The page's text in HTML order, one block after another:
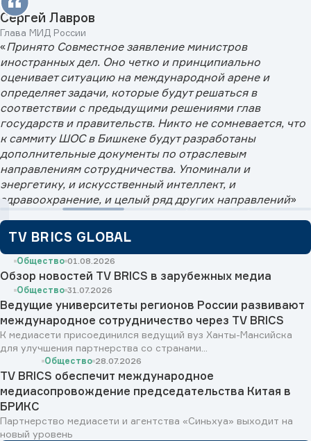
Сергей Лавров
Глава МИД России
«Принято Совместное заявление министров
иностранных дел. Оно четко и принципиально
оценивает ситуацию на международной арене и
определяет задачи, которые будут решаться в
соответствии с предыдущими решениями глав
государств и правительств. Никто не сомневается, что
к саммиту ШОС в Бишкеке будут разработаны
дополнительные документы по отраслевым
направлениям сотрудничества. Упоминали и
энергетику, и искусственный интеллект, и
здравоохранение, и целый ряд других направлений»
TV BRICS GLOBAL
Общество 01.08.2026
Обзор новостей TV BRICS в зарубежных медиа
Общество 31.07.2026
Ведущие университеты регионов России развивают
международное сотрудничество через TV BRICS
К медиасети присоединился ведущий вуз Ханты-Мансийска
для улучшения партнерства со странами...
Общество 28.07.2026
TV BRICS обеспечит международное
медиасопровождение председательства Китая в
БРИКС
Партнерство медиасети и агентства «Синьхуа» выходит на
новый уровень